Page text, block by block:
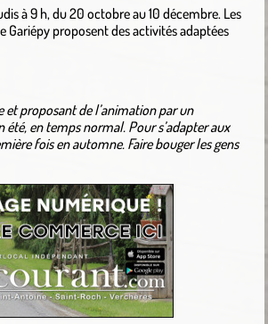
à 9 h, du 20 octobre au 10 décembre. Les
Gariépy proposent des activités adaptées
et proposant de l’animation par un
en temps normal. Pour s’adapter aux
fois en automne. Faire bouger les gens